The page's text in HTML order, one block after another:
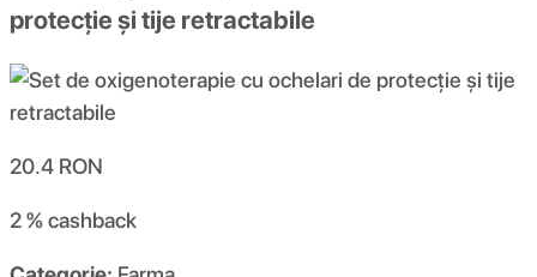
protecție și tije retractabile
20.4 RON
2 %cashback